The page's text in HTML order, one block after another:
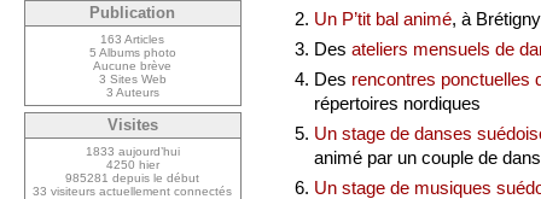
Un P’tit bal animé, à
Des ateliers mensuels de
Des rencontres ponctuelles
répertoires nordiques
Un stage de danses
animé par un couple de
Un stage de musiques
Publication
163 Articles
5 Albums photo
Aucune brève
3 Sites Web
3 Auteurs
Visites
1833 aujourd’hui
4250 hier
985281 depuis le début
33 visiteurs actuellement connectés